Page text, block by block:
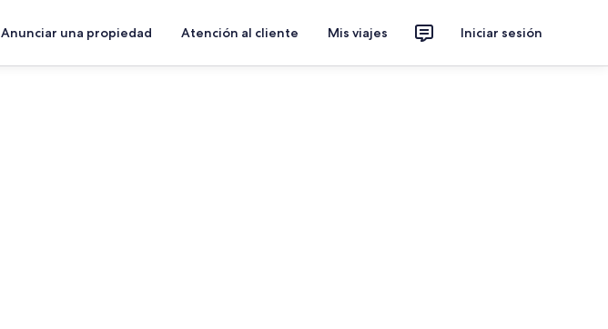
Anunciar una propiedad Atención al cliente Mis viajes Iniciar sesión